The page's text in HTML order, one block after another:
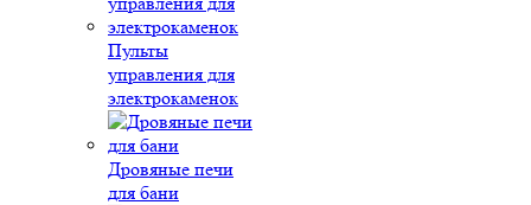
Пульты
управления для
электрокаменок
Дровяные печи
для бани